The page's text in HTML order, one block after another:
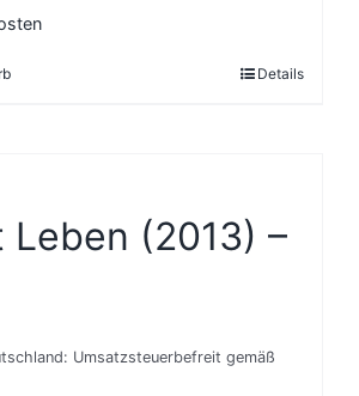
Details
Leben (2013) –
Umsatzsteuerbefreit gemäß